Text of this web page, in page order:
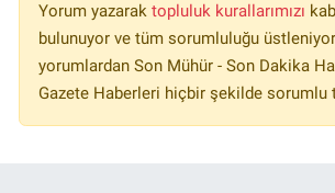
Yorum yazarak topluluk kurallarımızı
bulunuyor ve tüm sorumluluğu
yorumlardan Son Mühür - Son Dakika
Gazete Haberleri hiçbir şekilde sorumlu